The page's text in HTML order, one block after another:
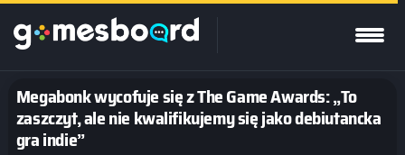
Megabonk wycofuje się z The Game Awards: „To
zaszczyt, ale nie kwalifikujemy się jako debiutancka
gra indie”